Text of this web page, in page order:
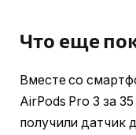
Что еще
Вместе со
AirPods Pro 3 за
получили датчик